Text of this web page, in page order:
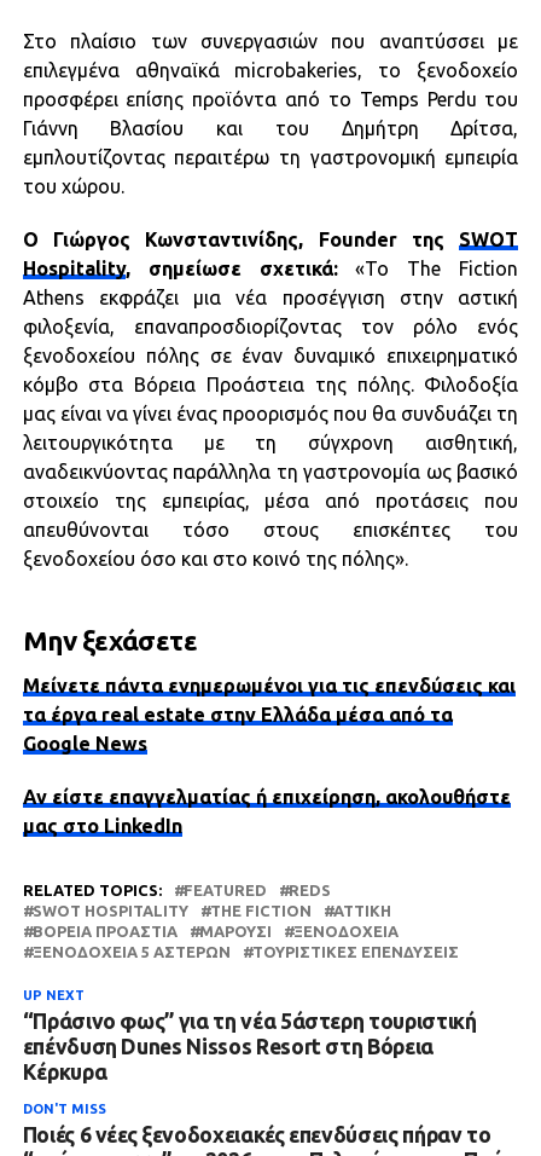
Στο πλαίσιο των συνεργασιών που αναπτύσσει με
επιλεγμένα αθηναϊκά microbakeries, το ξενοδοχείο
προσφέρει επίσης προϊόντα από το Temps Perdu του
Γιάννη Βλασίου και του Δημήτρη Δρίτσα,
εμπλουτίζοντας περαιτέρω τη γαστρονομική εμπειρία
του χώρου.
Ο Γιώργος Κωνσταντινίδης, Founder της SWOT
Hospitality, σημείωσε σχετικά:«Το The Fiction
Athens εκφράζει μια νέα προσέγγιση στην αστική
φιλοξενία, επαναπροσδιορίζοντας τον ρόλο ενός
ξενοδοχείου πόλης σε έναν δυναμικό επιχειρηματικό
κόμβο στα Βόρεια Προάστεια της πόλης. Φιλοδοξία
μας είναι να γίνει ένας προορισμός που θα συνδυάζει τη
λειτουργικότητα με τη σύγχρονη αισθητική,
αναδεικνύοντας παράλληλα τη γαστρονομία ως βασικό
στοιχείο της εμπειρίας, μέσα από προτάσεις που
απευθύνονται τόσο στους επισκέπτες του
ξενοδοχείου όσο και στο κοινό της πόλης».
Μην ξεχάσετε
Μείνετε πάντα ενημερωμένοι για τις επενδύσεις και
τα έργα real estate στην Ελλάδα μέσα από τα
Google News
Αν είστε επαγγελματίας ή επιχείρηση, ακολουθήστε
μας στο LinkedIn
RELATED TOPICS: FEATURED
REDS
SWOT HOSPITALITY
THE FICTION
ΑΤΤΙΚΗ
ΒΌΡΕΙΑ ΠΡΟΆΣΤΙΑ
ΜΑΡΟΎΣΙ
ΞΕΝΟΔΟΧΕΊΑ
ΞΕΝΟΔΟΧΕΊΑ 5 ΑΣΤΈΡΩΝ
ΤΟΥΡΙΣΤΙΚΈΣ ΕΠΕΝΔΎΣΕΙΣ
UP NEXT
“Πράσινο φως” για τη νέα 5άστερη τουριστική
επένδυση Dunes Nissos Resort στη Βόρεια
Κέρκυρα
DON'T MISS
Ποιές 6 νέες ξενοδοχειακές επενδύσεις πήραν το